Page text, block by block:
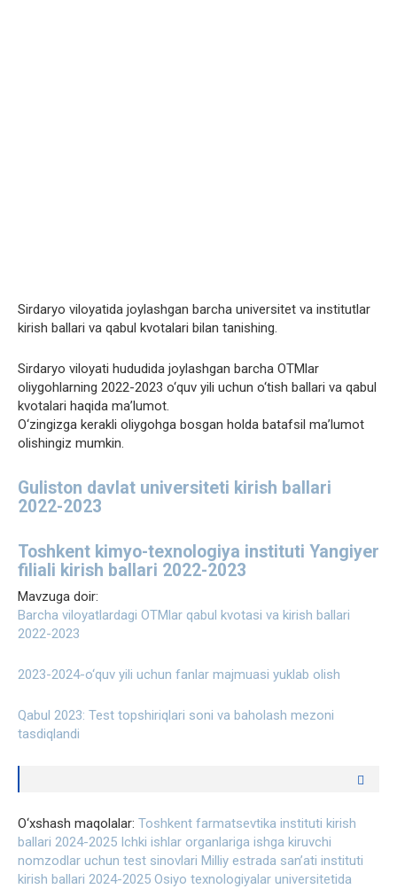
Sirdaryo viloyatida joylashgan barcha universitet va institutlar
kirish ballari va qabul kvotalari bilan tanishing.
Sirdaryo viloyati hududida joylashgan barcha OTMlar
oliygohlarning 2022-2023 o‘quv yili uchun o‘tish ballari va qabul
kvotalari haqida ma’lumot.
O‘zingizga kerakli oliygohga bosgan holda batafsil ma’lumot
olishingiz mumkin.
Guliston davlat universiteti kirish ballari
2022-2023
Toshkent kimyo-texnologiya instituti Yangiyer
filiali kirish ballari 2022-2023
Mavzuga doir:
Barcha viloyatlardagi OTMlar qabul kvotasi va kirish ballari
2022-2023
2023-2024-o‘quv yili uchun fanlar majmuasi yuklab olish
Qabul 2023: Test topshiriqlari soni va baholash mezoni
tasdiqlandi
O‘xshash maqolalar: Toshkent farmatsevtika instituti kirish
ballari 2024-2025 Ichki ishlar organlariga ishga kiruvchi
nomzodlar uchun test sinovlari Milliy estrada san’ati instituti
kirish ballari 2024-2025 Osiyo texnologiyalar universitetida